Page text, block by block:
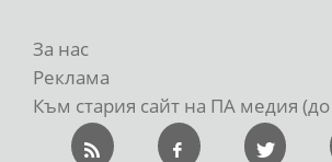
За нас
Реклама
Към стария сайт на ПА медия